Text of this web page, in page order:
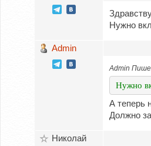
Нужно
Admin
Admin
Нужно
А теперь
Должно
Николай